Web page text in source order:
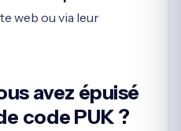
web ou via leur
avez épuisé
code PUK ?